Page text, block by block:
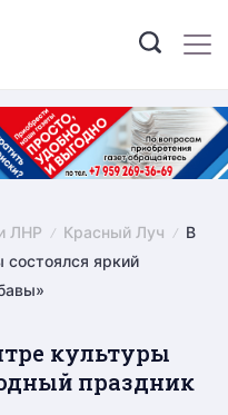
ЛНР Красный Луч
В
состоялся яркий
культуры
праздник